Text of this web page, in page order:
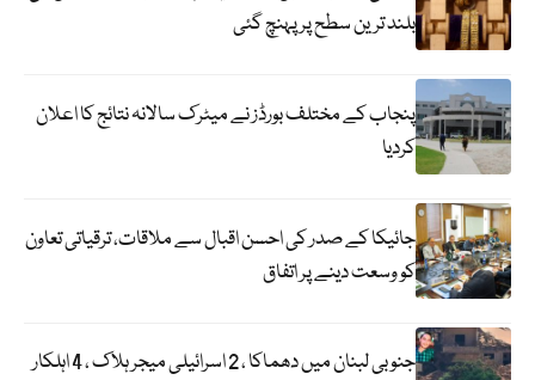
بلند ترین سطح پر پہنچ گئی
پنجاب کے مختلف بورڈز نے میٹرک سالانہ نتائج کا اعلان
کردیا
جائیکا کے صدر کی احسن اقبال سے ملاقات، ترقیاتی تعاون
کو وسعت دینے پر اتفاق
جنوبی لبنان میں دھماکا ، 2 اسرائیلی میجر ہلاک ، 4 اہلکار